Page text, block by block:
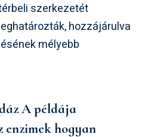
szerkezetét
hozzájárulva
mélyebb
A példája
hogyan